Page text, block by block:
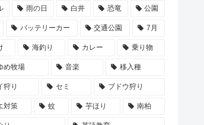
雨の日 白井 恐竜 公園
バッテリーカー 交通公園 7月
海釣り カレー 乗り物
め牧場 音楽 移入種
狩り セミ ブドウ狩り
対策 蚊 芋ほり 南柏